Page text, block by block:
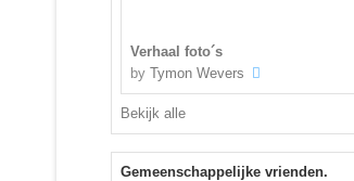
Verhaal foto´s
by Tymon Wevers
Bekijk alle
Gemeenschappelijke vrienden.